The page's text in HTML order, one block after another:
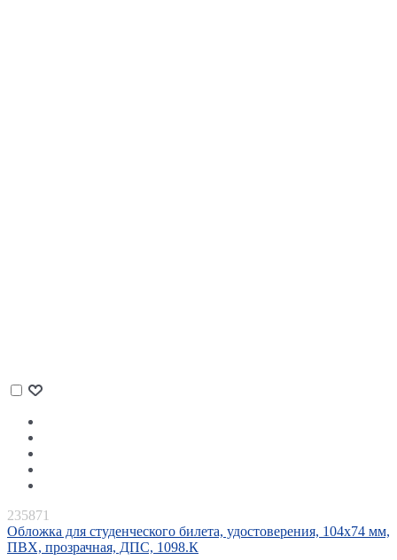
235871
Обложка для студенческого билета, удостоверения, 104х74 мм,
ПВХ, прозрачная, ДПС, 1098.К